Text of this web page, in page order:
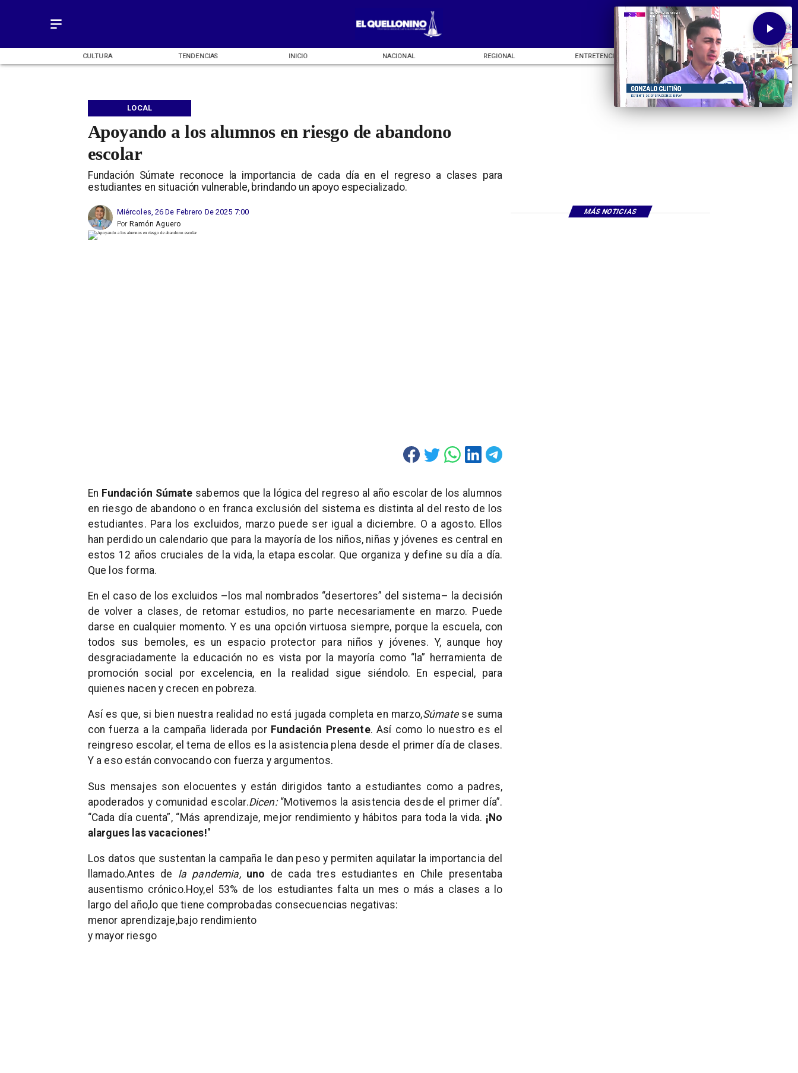
CULTURA TENDENCIAS INICIO NACIONAL REGIONAL ENTRETENCIÓN DEPORTES
Apoyando a los alumnos en riesgo de abandono
escolar
Fundación Súmate reconoce la importancia de cada día en el regreso a clases para
estudiantes en situación vulnerable, brindando un apoyo especializado.
LOCAL
MÁS NOTICIAS
Miércoles, 26 De Febrero De 2025 7:00
Ramón Aguero
Por
En Fundación Súmate sabemos que la lógica del regreso al año escolar de los alumnos
en riesgo de abandono o en franca exclusión del sistema es distinta al del resto de los
estudiantes. Para los excluidos, marzo puede ser igual a diciembre. O a agosto. Ellos
han perdido un calendario que para la mayoría de los niños, niñas y jóvenes es central en
estos 12 años cruciales de la vida, la etapa escolar. Que organiza y define su día a día.
Que los forma.
En el caso de los excluidos –los mal nombrados “desertores” del sistema– la decisión
de volver a clases, de retomar estudios, no parte necesariamente en marzo. Puede
darse en cualquier momento. Y es una opción virtuosa siempre, porque la escuela, con
todos sus bemoles, es un espacio protector para niños y jóvenes. Y, aunque hoy
desgraciadamente la educación no es vista por la mayoría como “la” herramienta de
promoción social por excelencia, en la realidad sigue siéndolo. En especial, para
quienes nacen y crecen en pobreza.
Así es que, si bien nuestra realidad no está jugada completa en marzo,Súmatese suma
con fuerza a la campaña liderada por Fundación Presente. Así como lo nuestro es el
reingreso escolar, el tema de ellos es la asistencia plena desde el primer día de clases.
Y a eso están convocando con fuerza y argumentos.
Sus mensajes son elocuentes y están dirigidos tanto a estudiantes como a padres,
apoderados y comunidad escolar.Dicen:“Motivemos la asistencia desde el primer día”.
“Cada día cuenta”, “Más aprendizaje, mejor rendimiento y hábitos para toda la vida. ¡No
alargues las vacaciones!"
Los datos que sustentan la campaña le dan peso y permiten aquilatar la importancia del
llamado.Antes de la pandemia,uno de cada tres estudiantes en Chile presentaba
ausentismo crónico.Hoy,el 53% de los estudiantes falta un mes o más a clases a lo
largo del año, lo que tiene comprobadas consecuencias negativas:
menor aprendizaje,bajo rendimiento
y mayor riesgo